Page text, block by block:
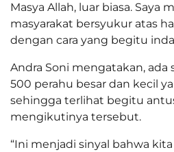
Masya Allah, luar biasa. Saya
masyarakat bersyukur atas
dengan cara yang begitu
Andra Soni mengatakan, ada
500 perahu besar dan kecil
sehingga terlihat begitu
mengikutinya tersebut.
“Ini menjadi sinyal bahwa